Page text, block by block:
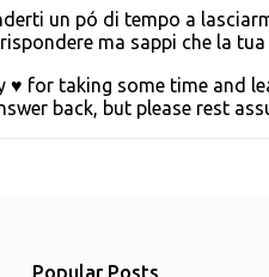
un pó di tempo a
ma sappi che la
♥ for taking some time and
back, but please rest
Popular Posts